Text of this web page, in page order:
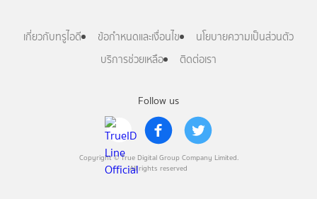
Follow us
Copyright © True Digital Group Company Limited.
All rights reserved
เกี่ยวกับทรูไอดี ข้อกำหนดและเงื่อนไข
นโยบายความเป็นส่วนตัว
บริการช่วยเหลือ
ติดต่อเรา